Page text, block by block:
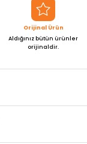
Orijinal Ürün
Aldığınız bütün ürünler
orijinaldir.